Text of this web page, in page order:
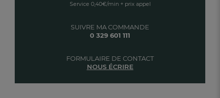
SUIVRE MA COMMANDE
0 329 601 111
Service 0,40€/min + prix appel
FORMULAIRE DE CONTACT
NOUS ÉCRIRE